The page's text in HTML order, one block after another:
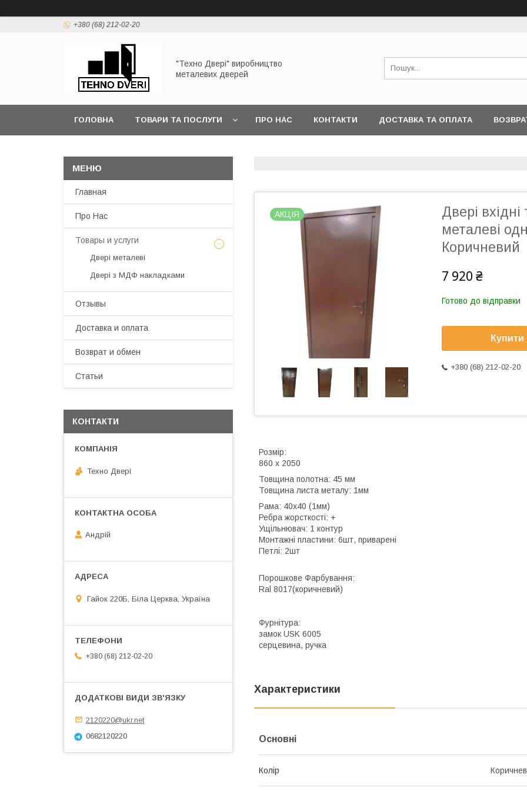
+380 (68) 212-02-20
"Техно Двері" виробництво
металевих дверей
ГОЛОВНА ТОВАРИ ТА ПОСЛУГИ ПРО НАС КОНТАКТИ ДОСТАВКА ТА ОПЛАТА
АКЦІЯ
Двері
металеві
Коричневий
7 920 ₴
Готово до відправки
Купити
+380 (68) 212-02-20
Розмір:
860 х 2050
Товщина полотна: 45 мм
Товщина листа металу: 1мм
Рама: 40х40 (1мм)
Ребра жорсткості: +
Ущільнювач: 1 контур
Монтажні пластини: 6шт, приварені
Петлі: 2шт
Порошкове Фарбування:
Ral 8017(коричневий)
Фурнітура:
замок USK 6005
серцевина, ручка
Характеристики
Основні
Колір
Главная
Про Нас
Товары и услуги
Двері металеві
Двері з МДФ накладками
Отзывы
Доставка и оплата
Возврат и обмен
Статьи
КОНТАКТИ
Техно Двері
Андрій
Гайок 220Б, Біла Церква, Україна
+380 (68) 212-02-20
2120220@ukr.net
0682120220